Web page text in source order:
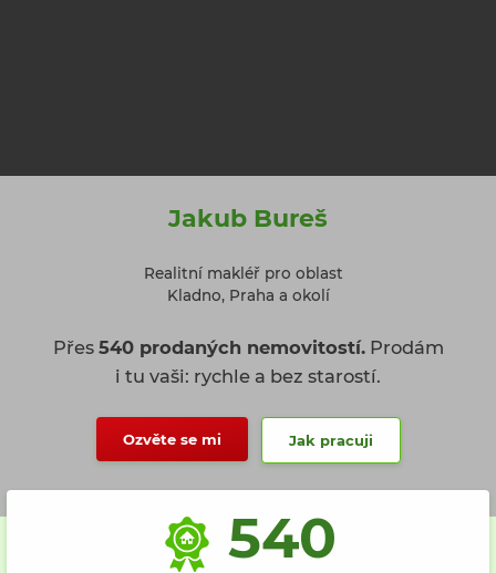
Jakub Bureš
Realitní makléř pro oblast
Kladno, Praha a okolí
Přes 540 prodaných nemovitostí.Prodám
i tu vaši: rychle a bez starostí.
Ozvěte se mi Jak pracuji
540